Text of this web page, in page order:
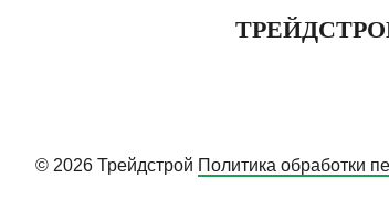
© 2026 Трейдстрой Политика обработки